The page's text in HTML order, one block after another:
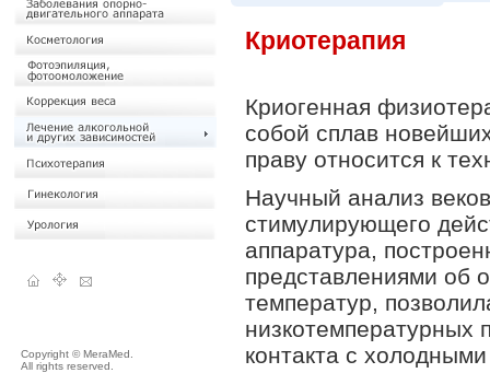
Copyright © MeraMed.
All rights reserved.
Криотерапия
Криогенная
собой сплав
праву относится к
Научный анализ
стимулирующего
аппаратура,
представлениями об
температур,
низкотемпературных
контакта с